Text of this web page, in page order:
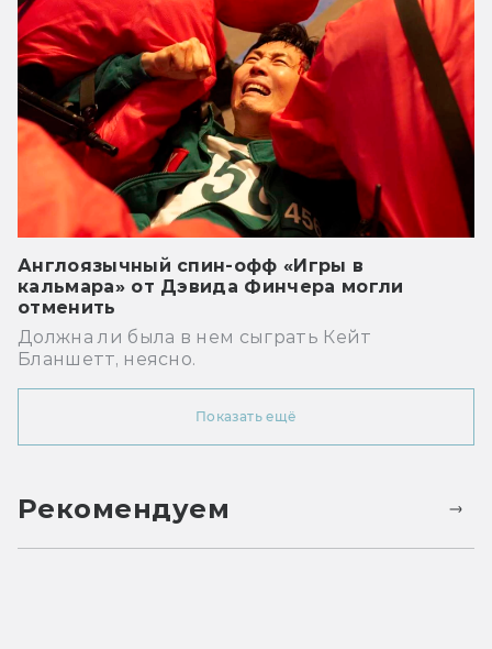
Англоязычный спин-офф «Игры в
кальмара» от Дэвида Финчера могли
отменить
Должна ли была в нем сыграть Кейт
Бланшетт, неясно.
Показать ещё
Рекомендуем